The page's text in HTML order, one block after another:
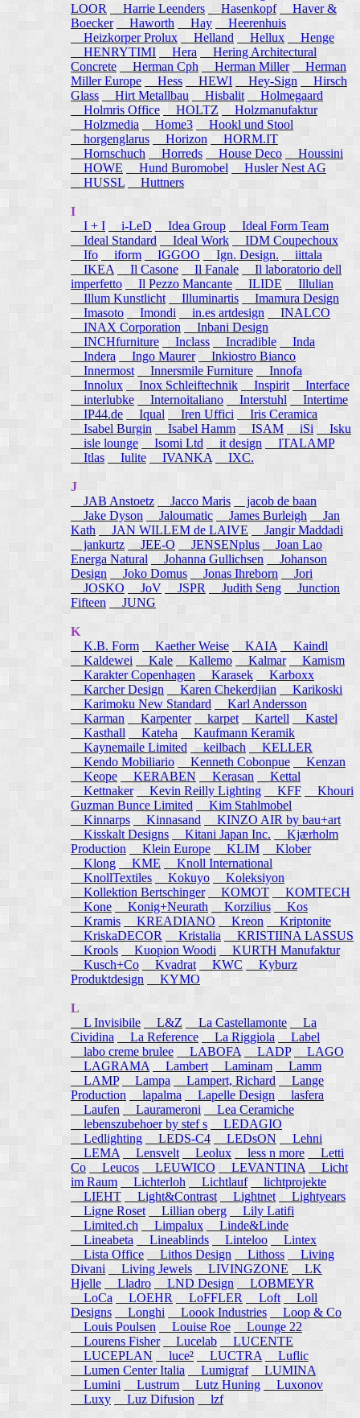
LOOR
Harrie Leenders Hasenkopf
Haver &
Boecker
Haworth Hay
Heerenhuis
Heizkorper Prolux
Helland Hellux
Henge
HENRYTIMI
Hera
Hering Architectural
Concrete
Herman Cph Herman Miller
Herman
Miller Europe
Hess HEWI Hey-Sign
Hirsch
Glass
Hirt Metallbau Hisbalit
Holmegaard
Holmris Office
HOLTZ
Holzmanufaktur
Holzmedia
Home3
Hookl und Stool
horgenglarus
Horizon
HORM.IT
Hornschuch
Horreds House Deco
Houssini
HOWE
Hund Buromobel
Husler Nest AG
HUSSL
Huttners
I
I + I
i-LeD Idea Group
Ideal Form Team
Ideal Standard
Ideal Work
IDM Coupechoux
Ifo
iform IGGOO Ign. Design.
iittala
IKEA
Il Casone Il Fanale
Il laboratorio dell
imperfetto
Il Pezzo Mancante ILIDE
Illulian
Illum Kunstlicht
Illuminartis
Imamura Design
Imasoto
Imondi in.es artdesign
INALCO
INAX Corporation
Inbani Design
INCHfurniture
Inclass Incradible
Inda
Indera
Ingo Maurer
Inkiostro Bianco
Innermost
Innersmile Furniture
Innofa
Innolux
Inox Schleiftechnik Inspirit
Interface
interlubke
Internoitaliano Interstuhl
Intertime
IP44.de
Iqual Iren Uffici
Iris Ceramica
Isabel Burgin
Isabel Hamm ISAM iSi Isku
isle lounge
Isomi Ltd it design
ITALAMP
Itlas
Iulite IVANKA IXC.
J
JAB Anstoetz
Jacco Maris
jacob de baan
Jake Dyson
Jaloumatic James Burleigh
Jan
Kath
JAN WILLEM de LAIVE
Jangir Maddadi
jankurtz JEE-O JENSENplus
Joan Lao
Energa Natural
Johanna Gullichsen
Johanson
Design
Joko Domus Jonas Ihreborn
Jori
JOSKO
JoV JSPR Judith Seng
Junction
Fifteen
JUNG
K
K.B. Form
Kaether Weise KAIA
Kaindl
Kaldewei
Kale Kallemo Kalmar
Kamism
Karakter Copenhagen
Karasek
Karboxx
Karcher Design
Karen Chekerdjian
Karikoski
Karimoku New Standard
Karl Andersson
Karman
Karpenter karpet Kartell
Kastel
Kasthall
Kateha
Kaufmann Keramik
Kaynemaile Limited keilbach
KELLER
Kendo Mobiliario
Kenneth Cobonpue
Kenzan
Keope
KERABEN Kerasan
Kettal
Kettnaker Kevin Reilly Lighting KFF
Khouri
Guzman Bunce Limited
Kim Stahlmobel
Kinnarps
Kinnasand
KINZO AIR by bau+art
Kisskalt Designs
Kitani Japan Inc.
Kjærholm
Production
Klein Europe KLIM
Klober
Klong
KME
Knoll International
KnollTextiles
Kokuyo
Koleksiyon
Kollektion Bertschinger KOMOT
KOMTECH
Kone
Konig+Neurath Korzilius
Kos
Kramis
KREADIANO Kreon
Kriptonite
KriskaDECOR
Kristalia
KRISTIINA LASSUS
Krools
Kuopion Woodi
KURTH Manufaktur
Kusch+Co
Kvadrat KWC
Kyburz
Produktdesign
KYMO
L
L Invisibile
L&Z La Castellamonte
La
Cividina
La Reference La Riggiola
Label
labo creme brulee
LABOFA LADP
LAGO
LAGRAMA
Lambert Laminam
Lamm
LAMP
Lampa Lampert, Richard
Lange
Production
lapalma Lapelle Design
lasfera
Laufen
Laurameroni
Lea Ceramiche
lebenszubehoer by stef s
LEDAGIO
Ledlighting
LEDS-C4 LEDsON
Lehni
LEMA
Lensvelt Leolux less n more
Letti
Co
Leucos LEUWICO LEVANTINA
Licht
im Raum
Lichterloh Lichtlauf lichtprojekte
LIEHT
Light&Contrast Lightnet
Lightyears
Ligne Roset
Lillian oberg
Lily Latifi
Limited.ch
Limpalux
Linde&Linde
Lineabeta
Lineablinds Linteloo
Lintex
Lista Office Lithos Design Lithoss
Living
Divani
Living Jewels LIVINGZONE
LK
Hjelle
Lladro LND Design
LOBMEYR
LoCa
LOEHR LoFFLER Loft
Loll
Designs
Longhi Loook Industries
Loop & Co
Louis Poulsen
Louise Roe
Lounge 22
Lourens Fisher
Lucelab
LUCENTE
LUCEPLAN
luce² LUCTRA
Luflic
Lumen Center Italia
Lumigraf
LUMINA
Lumini
Lustrum Lutz Huning
Luxonov
Luxy
Luz Difusion lzf